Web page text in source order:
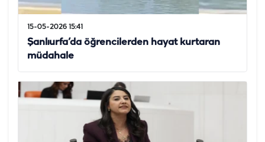
15-05-2026 15:41
Şanlıurfa’da öğrencilerden hayat kurtaran
müdahale